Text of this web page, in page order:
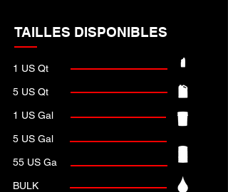
TAILLES DISPONIBLES
1 US Qt
5 US Qt
1 US Gal
5 US Gal
55 US Ga
BULK